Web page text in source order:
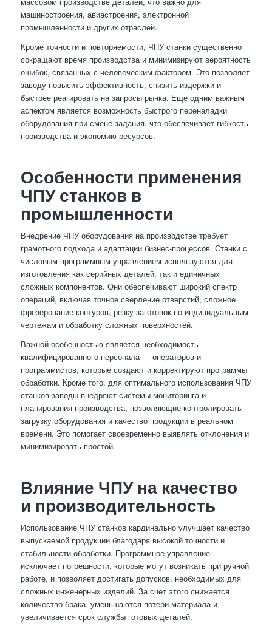
машиностроения, авиастроения, электронной
промышленности и других отраслей.
Кроме точности и повторяемости, ЧПУ станки существенно
сокращают время производства и минимизируют вероятность
ошибок, связанных с человеческим фактором. Это позволяет
заводу повысить эффективность, снизить издержки и
быстрее реагировать на запросы рынка. Еще одним важным
аспектом является возможность быстрого переналадки
оборудования при смене задания, что обеспечивает гибкость
производства и экономию ресурсов.
Особенности применения
ЧПУ станков в
промышленности
Внедрение ЧПУ оборудования на производстве требует
грамотного подхода и адаптации бизнес-процессов. Станки с
числовым программным управлением используются для
изготовления как серийных деталей, так и единичных
сложных компонентов. Они обеспечивают широкий спектр
операций, включая точное сверление отверстий, сложное
фрезерование контуров, резку заготовок по индивидуальным
чертежам и обработку сложных поверхностей.
Важной особенностью является необходимость
квалифицированного персонала — операторов и
программистов, которые создают и корректируют программы
обработки. Кроме того, для оптимального использования ЧПУ
станков заводы внедряют системы мониторинга и
планирования производства, позволяющие контролировать
загрузку оборудования и качество продукции в реальном
времени. Это помогает своевременно выявлять отклонения и
минимизировать простой.
Влияние ЧПУ на качество
и производительность
Использование ЧПУ станков кардинально улучшает качество
выпускаемой продукции благодаря высокой точности и
стабильности обработки. Программное управление
исключает погрешности, которые могут возникать при ручной
работе, и позволяет достигать допусков, необходимых для
сложных инженерных изделий. За счет этого снижается
количество брака, уменьшаются потери материала и
увеличивается срок службы готовых деталей.